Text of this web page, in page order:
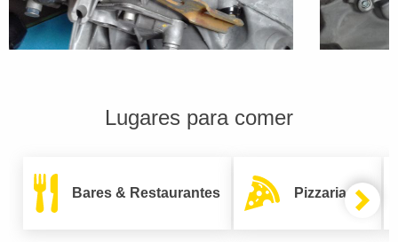
Lugares para comer
Bares & Restaurantes Pizzarias